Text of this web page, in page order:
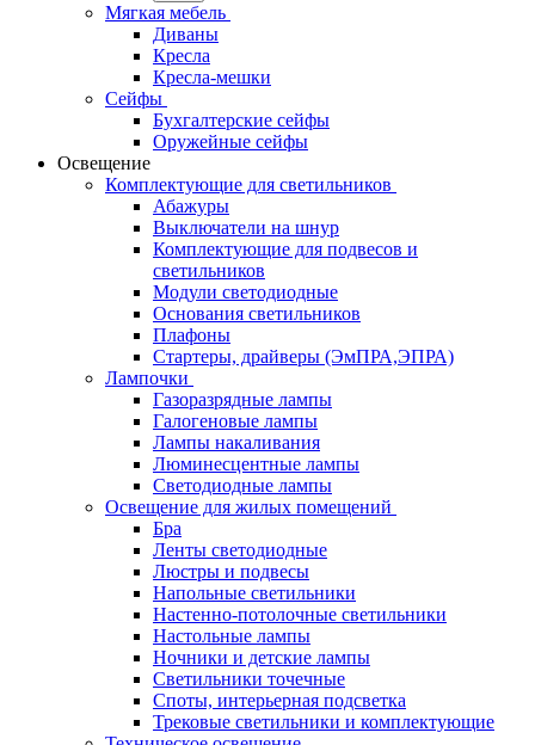
Мягкая мебель
Диваны
Кресла
Кресла-мешки
Сейфы
Бухгалтерские сейфы
Оружейные сейфы
Освещение
Комплектующие для светильников
Абажуры
Выключатели на шнур
Комплектующие для подвесов и
светильников
Модули светодиодные
Основания светильников
Плафоны
Стартеры, драйверы (ЭмПРА,ЭПРА)
Лампочки
Газоразрядные лампы
Галогеновые лампы
Лампы накаливания
Люминесцентные лампы
Светодиодные лампы
Освещение для жилых помещений
Бра
Ленты светодиодные
Люстры и подвесы
Напольные светильники
Настенно-потолочные светильники
Настольные лампы
Ночники и детские лампы
Светильники точечные
Споты, интерьерная подсветка
Трековые светильники и комплектующие